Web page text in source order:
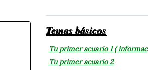
Temas básicos
Tu primer acuario 1 ( informac
Tu primer acuario 2